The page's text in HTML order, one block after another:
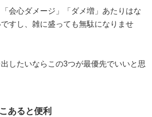
会心ダメージ」「ダメ増」あたりはな
すし、雑に盛っても無駄になりませ
したいならこの3つが最優先でいいと思
あると便利